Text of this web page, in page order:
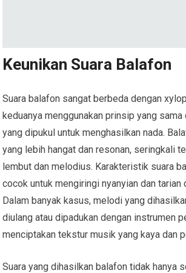
Keunikan Suara Balafon
Suara balafon sangat berbeda dengan
keduanya menggunakan prinsip yang sama
yang dipukul untuk menghasilkan nada.
yang lebih hangat dan resonan, seringkali
lembut dan melodius. Karakteristik suara
cocok untuk mengiringi nyanyian dan tarian
Dalam banyak kasus, melodi yang
diulang atau dipadukan dengan instrumen
menciptakan tekstur musik yang kaya dan
Suara yang dihasilkan balafon tidak hanya